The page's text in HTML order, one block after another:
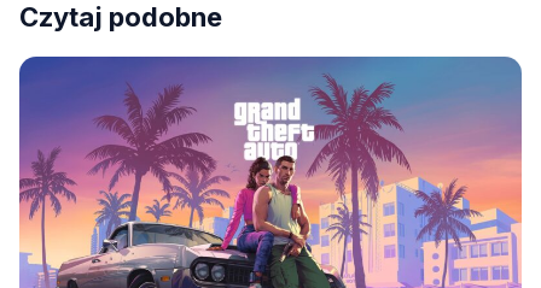
Czytaj podobne